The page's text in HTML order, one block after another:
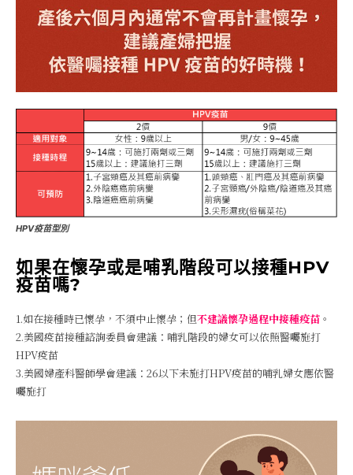
HPV疫苗型別
如果在懷孕或是哺乳階段可以接種HPV
疫苗嗎?
1.如在接種時已懷孕，不須中止懷孕；但不建議懷孕過程中接種疫苗 。
2.美國疫苗接種諮詢委員會建議：哺乳階段的婦女可以依照醫囑施打
HPV疫苗
3.美國婦產科醫師學會建議：26以下未施打HPV疫苗的哺乳婦女應依醫
囑施打